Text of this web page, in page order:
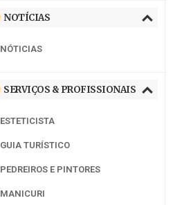
NOTÍCIAS
NÓTICIAS
SERVIÇOS & PROFISSIONAIS
ESTETICISTA
GUIA TURÍSTICO
PEDREIROS E PINTORES
MANICURI